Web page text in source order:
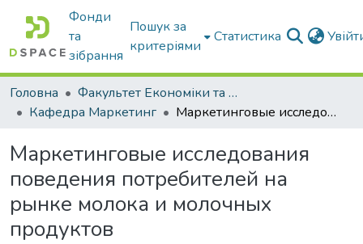
Фонди
та
зібрання
Пошук за
критеріями
Статистика
Головна
Факультет Економіки та бізнесу
Кафедра Маркетинг
Маркетинговые исследования поведения потребителей на рынке молока и молочных продуктов
Маркетинговые исследования
поведения потребителей на
рынке молока и молочных
продуктов